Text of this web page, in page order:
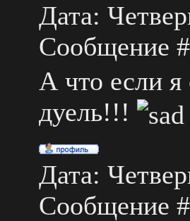
Дата:
Сообщение
А что если я
дуель!!!
Дата:
Сообщение